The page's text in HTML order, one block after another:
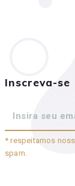
Inscreva-se
* respeitamos
spam.